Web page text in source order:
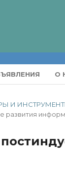
О
И
развития